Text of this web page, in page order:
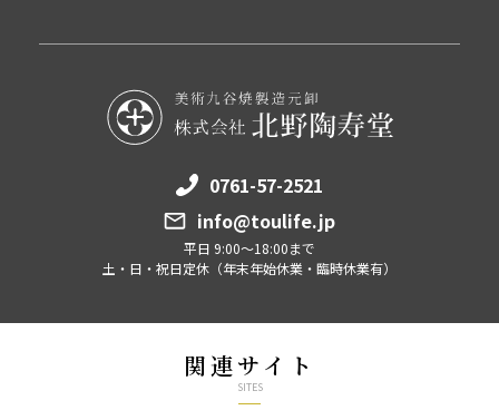
0761-57-2521
info@toulife.jp
平日 9:00～18:00まで
土・日・祝日定休（年末年始休業・臨時休業有）
関連サイト
SITES